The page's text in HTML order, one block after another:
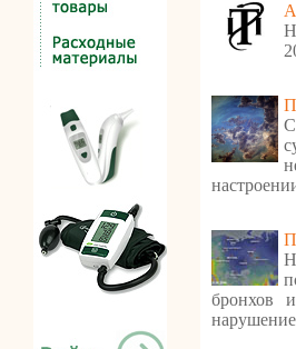
бронхов